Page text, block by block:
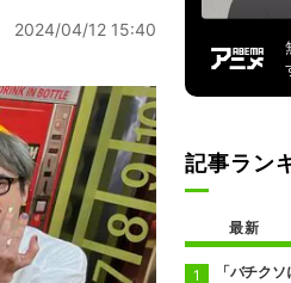
2024/04/12 15:40
記事ラン
最新
「バチク